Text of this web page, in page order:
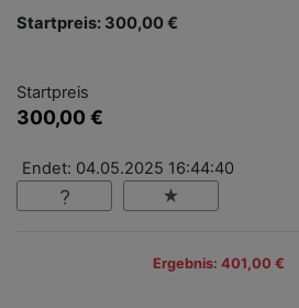
Startpreis: 300,00 €
Startpreis
300,00 €
Endet: 04.05.2025 16:44:40
Ergebnis: 401,00 €